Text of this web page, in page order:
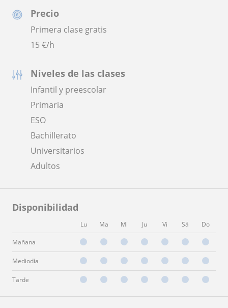
Precio
Primera clase gratis
15€/h
Niveles de las clases
Infantil y preescolar
Primaria
ESO
Bachillerato
Universitarios
Adultos
Disponibilidad
Lu Ma Mi Ju Vi Sá Do
Mañana
Mediodía
Tarde